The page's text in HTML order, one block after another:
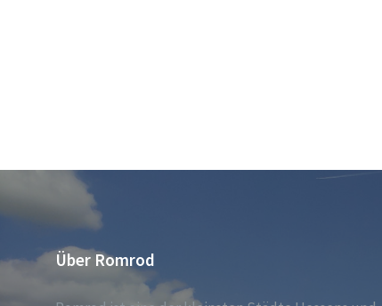
Über Romrod